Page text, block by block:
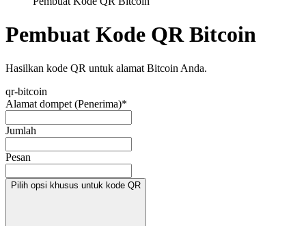
Pembuat Kode QR Bitcoin
Hasilkan kode QR untuk alamat Bitcoin Anda.
qr-bitcoin
Alamat dompet (Penerima)*
Jumlah
Pesan
Pilih opsi khusus untuk kode QR